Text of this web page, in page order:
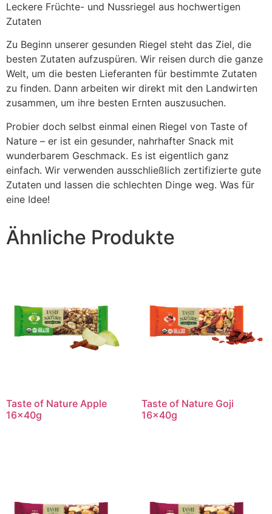
Leckere Früchte- und Nussriegel aus hochwertigen
Zutaten
Zu Beginn unserer gesunden Riegel steht das Ziel, die
besten Zutaten aufzuspüren. Wir reisen durch die ganze
Welt, um die besten Lieferanten für bestimmte Zutaten
zu finden. Dann arbeiten wir direkt mit den Landwirten
zusammen, um ihre besten Ernten auszusuchen.
Probier doch selbst einmal einen Riegel von Taste of
Nature – er ist ein gesunder, nahrhafter Snack mit
wunderbarem Geschmack. Es ist eigentlich ganz
einfach. Wir verwenden ausschließlich zertifizierte gute
Zutaten und lassen die schlechten Dinge weg. Was für
eine Idee!
Ähnliche Produkte
Taste of Nature Apple
16x40g
Taste of Nature Goji
16x40g